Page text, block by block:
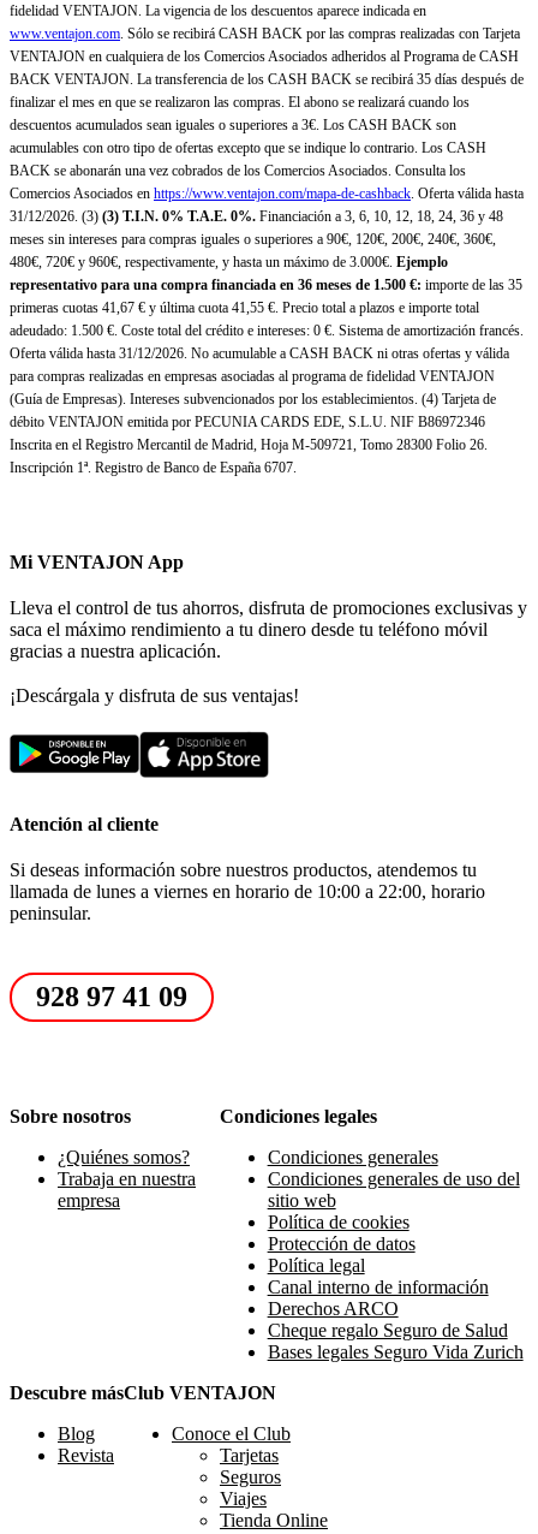
fidelidad VENTAJON. La vigencia de los descuentos aparece indicada en
www.ventajon.com. Sólo se recibirá CASH BACK por las compras realizadas con Tarjeta
VENTAJON en cualquiera de los Comercios Asociados adheridos al Programa de CASH
BACK VENTAJON. La transferencia de los CASH BACK se recibirá 35 días después de
finalizar el mes en que se realizaron las compras. El abono se realizará cuando los
descuentos acumulados sean iguales o superiores a 3€. Los CASH BACK son
acumulables con otro tipo de ofertas excepto que se indique lo contrario. Los CASH
BACK se abonarán una vez cobrados de los Comercios Asociados. Consulta los
Comercios Asociados en https://www.ventajon.com/mapa-de-cashback. Oferta válida hasta
31/12/2026. (3) (3) T.I.N. 0% T.A.E. 0%. Financiación a 3, 6, 10, 12, 18, 24, 36 y 48
meses sin intereses para compras iguales o superiores a 90€, 120€, 200€, 240€, 360€,
480€, 720€ y 960€, respectivamente, y hasta un máximo de 3.000€. Ejemplo
representativo para una compra financiada en 36 meses de 1.500 €: importe de las 35
primeras cuotas 41,67 € y última cuota 41,55 €. Precio total a plazos e importe total
adeudado: 1.500 €. Coste total del crédito e intereses: 0 €. Sistema de amortización francés.
Oferta válida hasta 31/12/2026. No acumulable a CASH BACK ni otras ofertas y válida
para compras realizadas en empresas asociadas al programa de fidelidad VENTAJON
(Guía de Empresas). Intereses subvencionados por los establecimientos. (4) Tarjeta de
débito VENTAJON emitida por PECUNIA CARDS EDE, S.L.U. NIF B86972346
Inscrita en el Registro Mercantil de Madrid, Hoja M-509721, Tomo 28300 Folio 26.
Inscripción 1ª. Registro de Banco de España 6707.
Mi VENTAJON App
Lleva el control de tus ahorros, disfruta de promociones exclusivas y
saca el máximo rendimiento a tu dinero desde tu teléfono móvil
gracias a nuestra aplicación.
¡Descárgala y disfruta de sus ventajas!
Atención al cliente
Si deseas información sobre nuestros productos, atendemos tu
llamada de lunes a viernes en horario de 10:00 a 22:00, horario
peninsular.
928 97 41 09
Sobre nosotros
¿Quiénes somos?
Trabaja en nuestra
empresa
Condiciones legales
Condiciones generales
Condiciones generales de uso del
sitio web
Política de cookies
Protección de datos
Política legal
Canal interno de información
Derechos ARCO
Cheque regalo Seguro de Salud
Bases legales Seguro Vida Zurich
Descubre más
Blog
Revista
Club VENTAJON
Conoce el Club
Tarjetas
Seguros
Viajes
Tienda Online